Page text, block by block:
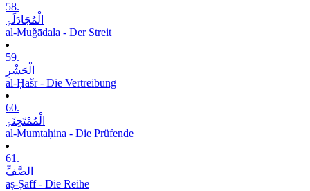
58.
الْمُجَادَلَۃِ
al-Muǧādala - Der Streit
59.
الْحَشْرِ
al-Ḥašr - Die Vertreibung
60.
الْمُمْتَحِنَۃِ
al-Mumtaḥina - Die Prüfende
61.
الصَّفِّ
aṣ-Ṣaff - Die Reihe